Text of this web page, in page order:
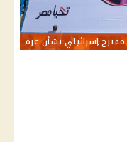
مقترح إسرائيلي بشأن غزة